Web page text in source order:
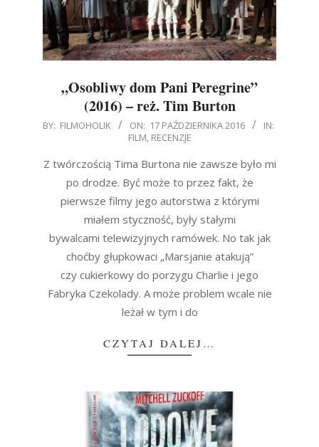
„Osobliwy dom Pani Peregrine”
(2016) – reż. Tim Burton
2016-
17
BY: FILMOHOLIK ON: 17 PAŹDZIERNIKA 2016
IN:
FILM, RECENZJE
Z twórczością Tima Burtona nie zawsze było mi
po drodze. Być może to przez fakt, że
pierwsze filmy jego autorstwa z którymi
miałem styczność, były stałymi
bywalcami telewizyjnych ramówek. No tak jak
choćby głupkowaci „Marsjanie atakują”
czy cukierkowy do porzygu Charlie i jego
Fabryka Czekolady. A może problem wcale nie
leżał w tym i do
CZYTAJ DALEJ…